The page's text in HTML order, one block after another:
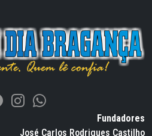
Fundadores
José Carlos Rodrigues Castilho